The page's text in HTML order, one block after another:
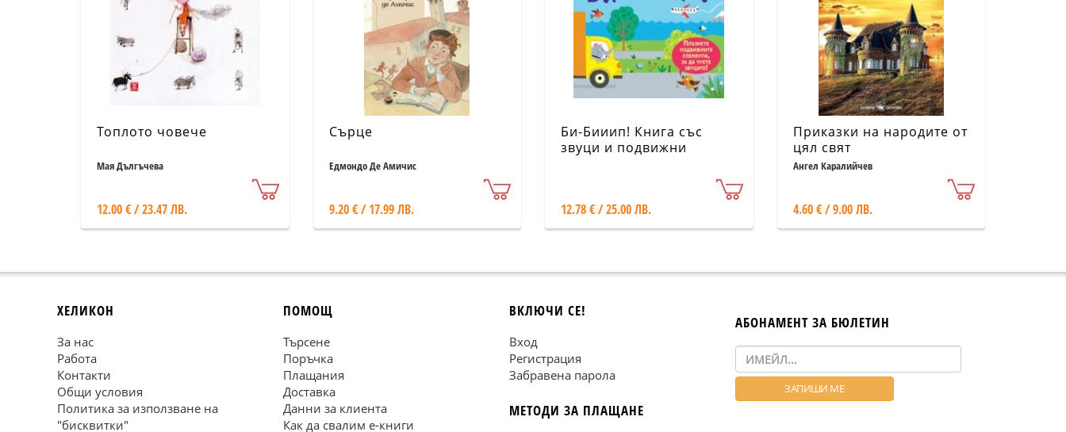
Топлото човече
Мая Дългъчева
12.00 € / 23.47 ЛВ.
Сърце
Едмондо Де Амичис
9.20 € / 17.99 ЛВ.
Би-Бииип! Книга със
звуци и подвижни
12.78 € / 25.00 ЛВ.
Приказки на народите от
цял свят
Ангел Каралийчев
4.60 € / 9.00 ЛВ.
ХЕЛИКОН
За нас
Работа
Контакти
Общи условия
Политика за използване на
"бисквитки"
ПОМОЩ
Търсене
Поръчка
Плащания
Доставка
Данни за клиента
Как да свалим е-книги
ВКЛЮЧИ СЕ!
Вход
Регистрация
Забравена парола
МЕТОДИ ЗА ПЛАЩАНЕ
АБОНАМЕНТ ЗА БЮЛЕТИН